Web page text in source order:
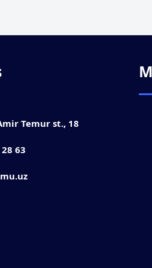
Temur st., 18
63